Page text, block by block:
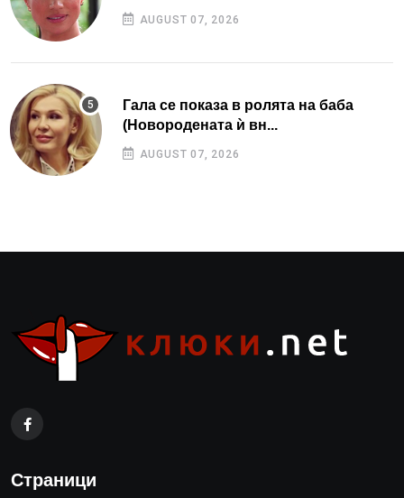
AUGUST 07, 2026
Гала се показа в ролята на баба
(Новородената ѝ вн...
AUGUST 07, 2026
Страници